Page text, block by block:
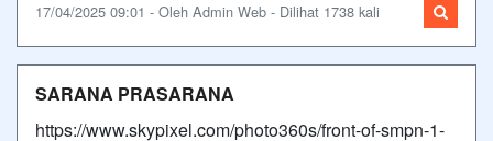
17/04/2025 09:01 - Oleh Admin Web - Dilihat 1738 kali
SARANA PRASARANA
https://www.skypixel.com/photo360s/front-of-smpn-1-